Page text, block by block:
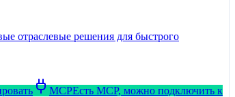
отраслевые решения для быстрого
MCPЕсть MCP, можно подключить к